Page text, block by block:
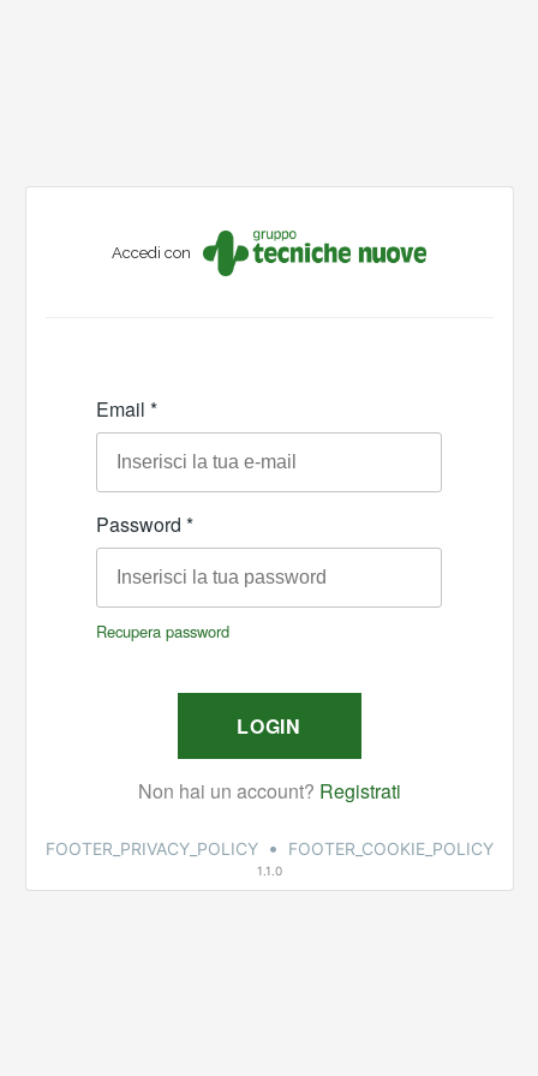
Accedi con
FOOTER_PRIVACY_POLICY • FOOTER_COOKIE_POLICY
1.1.0